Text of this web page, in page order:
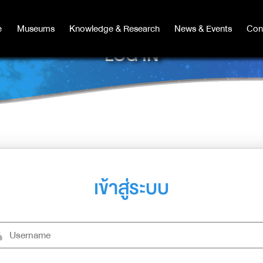
Museums Knowledge & Research News & Events
Museums Knowledge & Research News & Events
LOG IN
เข้าสู่ระบบ